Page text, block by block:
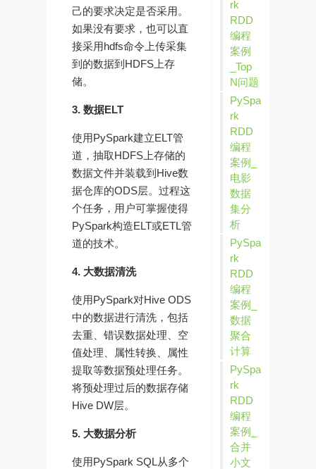
己的要求决定是否采用。
如果没有要求，也可以直
接采用hdfs命令上传采集
到的数据到HDFS上存
储。
3. 数据ELT
使用PySpark建立ELT管
道，抽取HDFS上存储的
数据文件并装载到Hive数
据仓库的ODS层。过程这
个任务，用户可掌握使得
PySpark构造ELT或ETL管
道的技术。
4. 大数据清洗
使用PySpark对Hive ODS
中的数据进行清洗，包括
去重、错误数据处理、空
值处理、属性转换、属性
提取等数据预处理任务。
将预处理过后的数据存储
Hive DW层。
5. 大数据分析
使用PySpark SQL从多个
rk
RDD
编程
案例
_Top
N问题
PySpa
rk
RDD
编程
案例_
电影
数据
集分
析
PySpa
rk
RDD
编程
案例_
数据
聚合
计算
PySpa
rk
RDD
编程
案例_
合并
小文